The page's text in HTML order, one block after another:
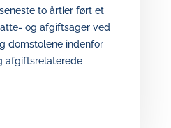
to årtier ført et
og afgiftsager ved
domstolene indenfor
afgiftsrelaterede